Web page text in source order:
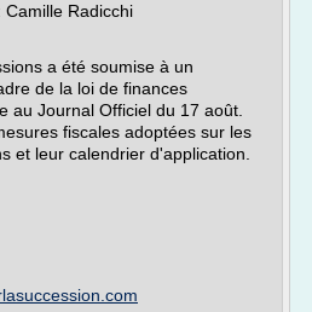
Radicchi
a été soumise à un
de la loi de finances
au Journal Officiel du 17 août.
fiscales adoptées sur les
et leur calendrier d'application.